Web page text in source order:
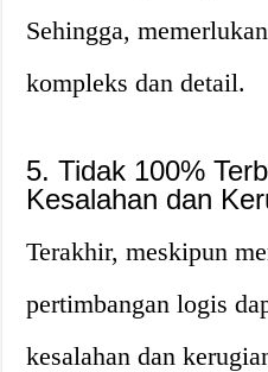
Sehingga,
kompleks dan detail.
5. Tidak 100%
Kesalahan dan
Terakhir, meskipun
pertimbangan logis
kesalahan dan